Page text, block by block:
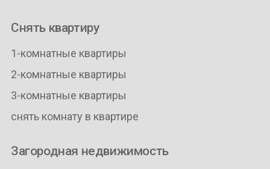
Снять квартиру
1-комнатные квартиры
2-комнатные квартиры
3-комнатные квартиры
снять комнату в квартире
Загородная недвижимость